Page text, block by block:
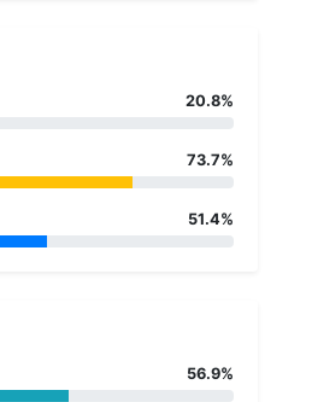
20.8%
73.7%
51.4%
56.9%